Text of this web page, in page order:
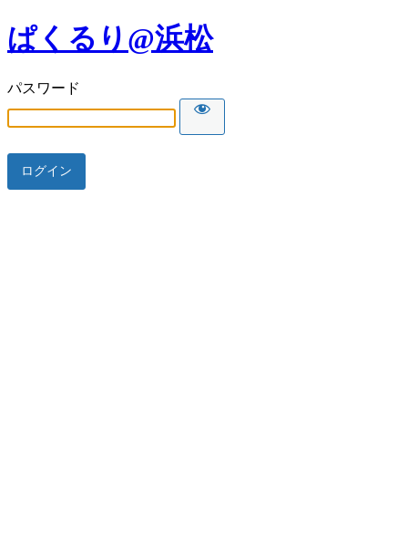
ぱくるり@浜松
パスワード